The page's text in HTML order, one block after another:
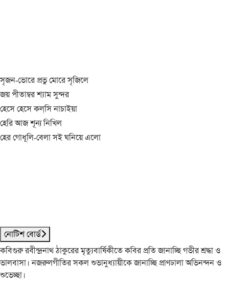
সৃজন-ভোরে প্রভু মোরে সৃজিলে
জয় পীতাম্বর শ্যাম সুন্দর
হেসে হেসে কল্‌সি নাচাইয়া
হেরি আজ শূন্য নিখিল
হের গোধূলি-বেলা সই ঘনিয়ে এলো
নোটিশ বোর্ড
কবিগুরু রবীন্দ্রনাথ ঠাকুরের মৃত্যুবার্ষিকীতে কবির প্রতি জানাচ্ছি গভীর শ্রদ্ধা ও
ভালবাসা। নজরুলগীতির সকল শুভানুধ্যায়ীকে জানাচ্ছি প্রাণঢালা অভিনন্দন ও
শুভেচ্ছা।